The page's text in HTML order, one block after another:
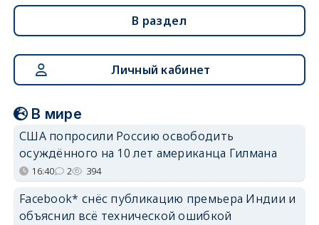
В раздел
Личный кабинет
В мире
США попросили Россию освободить
осуждённого на 10 лет американца Гилмана
16:40 2 394
Facebook* снёс публикацию премьера Индии и
объяснил всё технической ошибкой